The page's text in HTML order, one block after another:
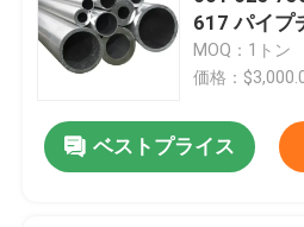
617 パイプ
MOQ：1トン
価格：
ベストプライス